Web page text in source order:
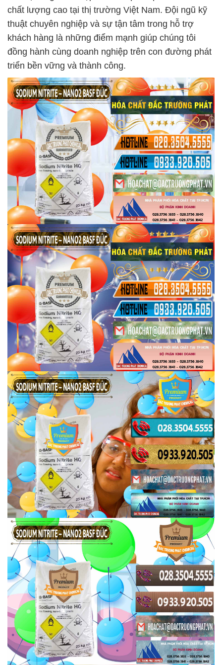
chất lượng cao tại thị trường Việt Nam. Đội ngũ kỹ
thuật chuyên nghiệp và sự tận tâm trong hỗ trợ
khách hàng là những điểm mạnh giúp chúng tôi
đồng hành cùng doanh nghiệp trên con đường phát
triển bền vững và thành công.